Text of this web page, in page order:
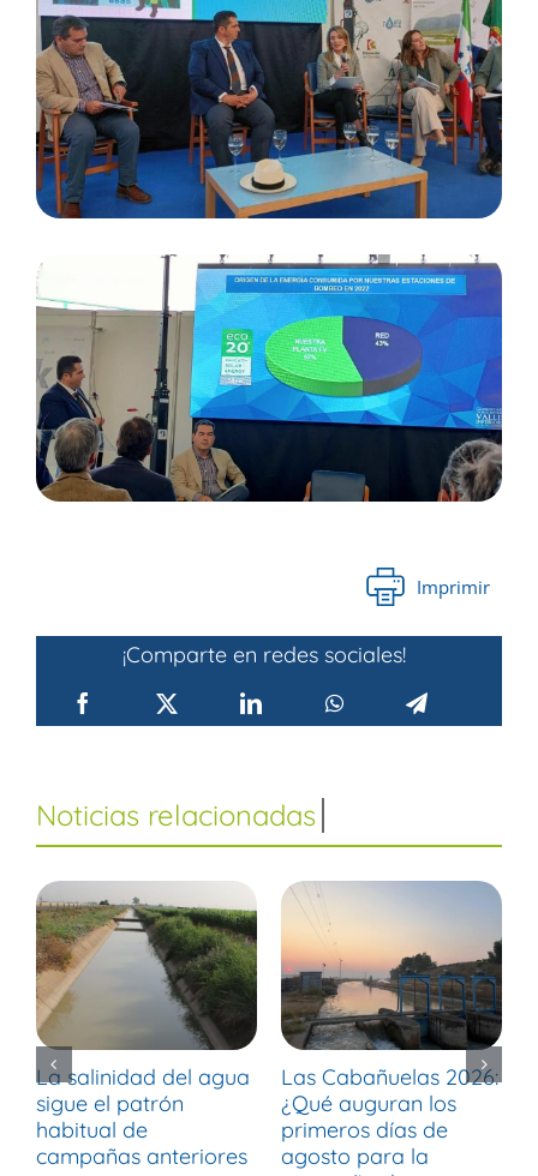
Imprimir
¡Comparte en redes sociales!
La salinidad del agua
sigue el patrón
habitual de
campañas anteriores
Las Cabañuelas 2026:
¿Qué auguran los
primeros días de
agosto para la